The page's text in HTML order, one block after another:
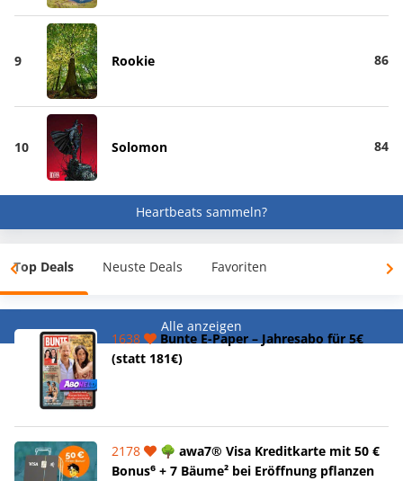
9 Rookie 86
10 Solomon 84
Heartbeats sammeln?
Top Deals Neuste Deals Favoriten
Alle anzeigen
1638
Bunte E-Paper – Jahresabo für 5€
(statt 181€)
2178
🌳 awa7® Visa Kreditkarte mit 50 €
Bonus⁶ + 7 Bäume² bei Eröffnung pflanzen